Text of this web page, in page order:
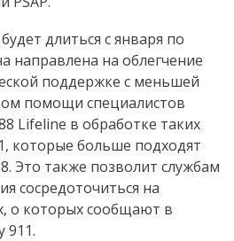
длиться с января по
направлена на облегчение
поддержке с меньшей
помощи специалистов
Lifeline в обработке таких
которые больше подходят
Это также позволит службам
сосредоточиться на
о которых сообщают в
911.